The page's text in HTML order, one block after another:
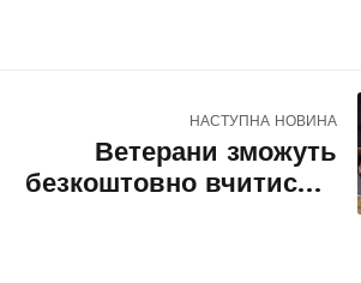
НАСТУПНА НОВИНА
Ветерани зможуть
безкоштовно вчитись у